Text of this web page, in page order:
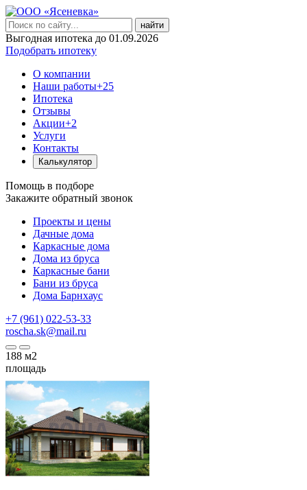
найти
Выгодная ипотека до 01.09.2026
Подобрать ипотеку
О компании
Наши работы+25
Ипотека
Отзывы
Акции+2
Услуги
Контакты
Калькулятор
Помощь в подборе
Закажите обратный звонок
Проекты и цены
Дачные дома
Каркасные дома
Дома из бруса
Каркасные бани
Бани из бруса
Дома Барнхаус
+7 (961) 022-53-33
roscha.sk@mail.ru
188 м2
площадь